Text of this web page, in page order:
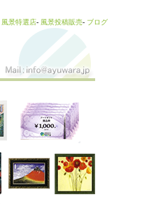
風景特選店- 風景投稿販売- ブログ